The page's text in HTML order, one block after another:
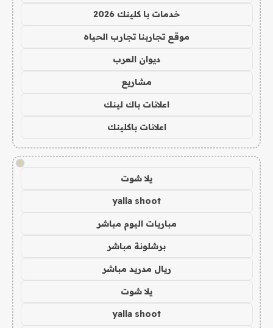
خدمات با كلينك 2026
موقع تجاربنا تجارب الحياه
ديوان العرب
مشاريع
اعلانات باك لينك
اعلانات باكلينك
!
يلا شوت
yalla shoot
مباريات اليوم مباشر
برشلونة مباشر
ريال مدريد مباشر
يلا شوت
yalla shoot